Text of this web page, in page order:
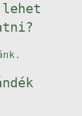
lehet